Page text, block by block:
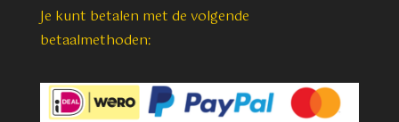
Je kunt betalen met de volgende
betaalmethoden: